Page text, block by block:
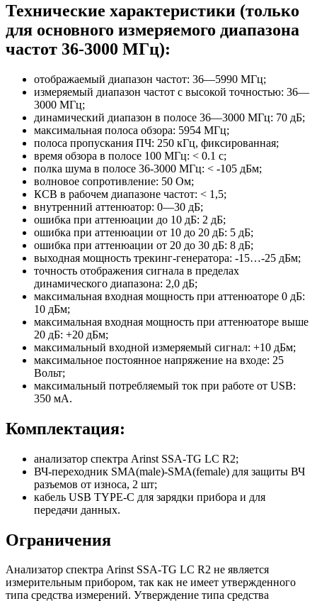
Технические характеристики (только
для основного измеряемого диапазона
частот 36-3000 МГц):
отображаемый диапазон частот: 36—5990 МГц;
измеряемый диапазон частот с высокой точностью: 36—
3000 МГц;
динамический диапазон в полосе 36—3000 МГц: 70 дБ;
максимальная полоса обзора: 5954 МГц;
полоса пропускания ПЧ: 250 кГц, фиксированная;
время обзора в полосе 100 МГц: < 0.1 с;
полка шума в полосе 36-3000 МГц: < -105 дБм;
волновое сопротивление: 50 Ом;
КСВ в рабочем диапазоне частот: < 1,5;
внутренний аттенюатор: 0—30 дБ;
ошибка при аттенюации до 10 дБ: 2 дБ;
ошибка при аттенюации от 10 до 20 дБ: 5 дБ;
ошибка при аттенюации от 20 до 30 дБ: 8 дБ;
выходная мощность трекинг-генератора: -15…-25 дБм;
точность отображения сигнала в пределах
динамического диапазона: 2,0 дБ;
максимальная входная мощность при аттенюаторе 0 дБ:
10 дБм;
максимальная входная мощность при аттенюаторе выше
20 дБ: +20 дБм;
максимальный входной измеряемый сигнал: +10 дБм;
максимальное постоянное напряжение на входе: 25
Вольт;
максимальный потребляемый ток при работе от USB:
350 мА.
Комплектация:
анализатор спектра Arinst SSA-TG LC R2;
ВЧ-переходник SMA(male)-SMA(female) для защиты ВЧ
разъемов от износа, 2 шт;
кабель USB TYPE-C для зарядки прибора и для
передачи данных.
Ограничения
Анализатор спектра Arinst SSA-TG LC R2 не является
измерительным прибором, так как не имеет утвержденного
типа средства измерений. Утверждение типа средства